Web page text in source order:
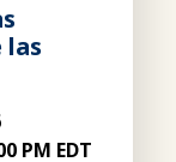
las
PM EDT